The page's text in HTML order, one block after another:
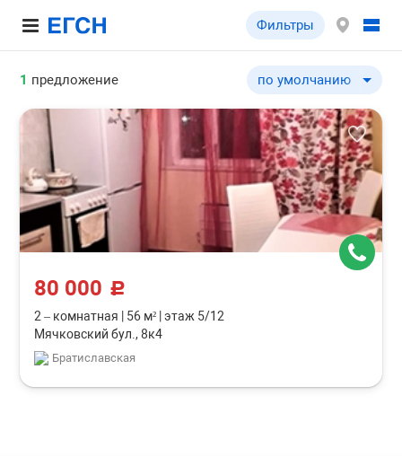
Фильтры
1 предложение по умолчанию
по умолчанию
по цене ↓
по цене ↑
по комнатности ↓
по комнатности ↑
по общей площади ↓
по общей площади ↑
80 000 c
2 – комнатная 56 м² этаж 5/12
Мячковский бул., 8к4
Братиславская